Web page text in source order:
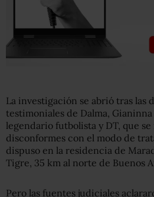
La investigación se abrió tras las
testimoniales de Dalma, Gianinna
legendario futbolista y DT, que
disconformes con el modo de
dispuso en la residencia de
Tigre, 35 km al norte de Buenos
Pero las fuentes judiciales